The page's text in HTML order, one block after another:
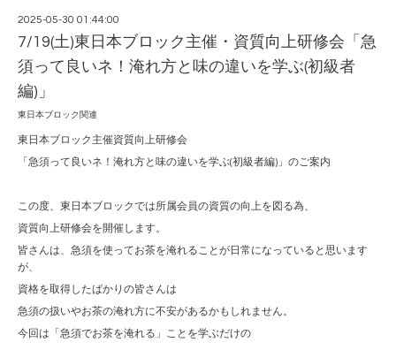
2025-05-30 01:44:00
7/19(土)東日本ブロック主催・資質向上研修会「急
須って良いネ！淹れ方と味の違いを学ぶ(初級者
編)」
東日本ブロック関連
東日本ブロック主催資質向上研修会
「急須って良いネ！淹れ方と味の違いを学ぶ(初級者編)」のご案内
この度、東日本ブロックでは所属会員の資質の向上を図る為、
資質向上研修会を開催します。
皆さんは、急須を使ってお茶を淹れることが日常になっていると思います
が、
資格を取得したばかりの皆さんは
急須の扱いやお茶の淹れ方に不安があるかもしれません。
今回は「急須でお茶を淹れる」ことを学ぶだけの